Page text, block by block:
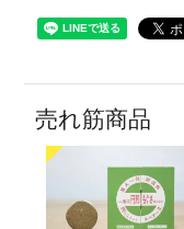
売れ筋商品